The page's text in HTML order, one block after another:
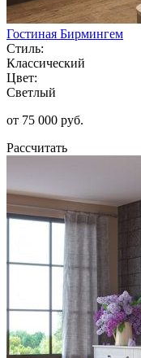
Гостиная Бирмингем
Стиль:
Классический
Цвет:
Светлый
от 75 000 руб.
Рассчитать